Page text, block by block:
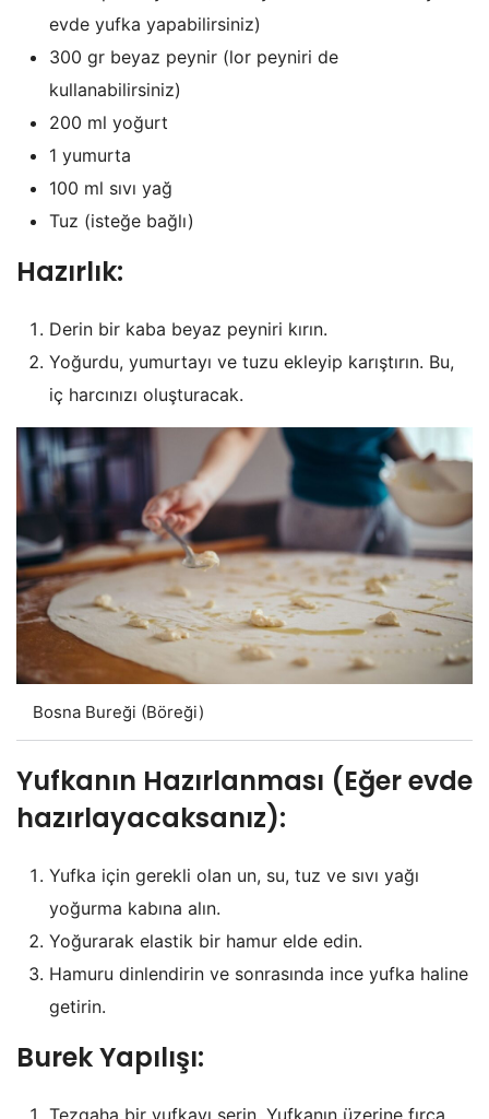
evde yufka yapabilirsiniz)
300 gr beyaz peynir (lor peyniri de
kullanabilirsiniz)
200 ml yoğurt
1 yumurta
100 ml sıvı yağ
Tuz (isteğe bağlı)
Hazırlık:
Derin bir kaba beyaz peyniri kırın.
Yoğurdu, yumurtayı ve tuzu ekleyip karıştırın. Bu,
iç harcınızı oluşturacak.
Bosna Bureği (Böreği)
Yufkanın Hazırlanması (Eğer evde
hazırlayacaksanız):
Yufka için gerekli olan un, su, tuz ve sıvı yağı
yoğurma kabına alın.
Yoğurarak elastik bir hamur elde edin.
Hamuru dinlendirin ve sonrasında ince yufka haline
getirin.
Burek Yapılışı: